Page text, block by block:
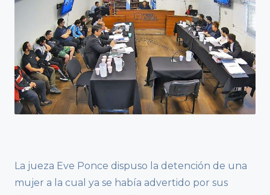
La jueza Eve Ponce dispuso la detención de una
mujer a la cual ya se había advertido por sus